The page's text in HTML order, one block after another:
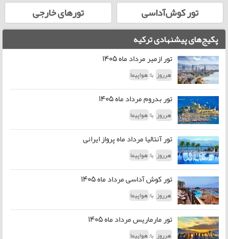
تور کوش‌آداسی
تورهای خارجی
پکیج‌های پیشنهادی ترکیه
تور ازمیر مرداد ماه 1405
هرروز با:هواپیما
تور بدروم مرداد ماه 1405
هرروز با:هواپیما
تور آنتالیا مرداد ماه پرواز ایرانی
هرروز با:هواپیما
تور کوش آداسی مرداد ماه 1405
هرروز با:هواپیما
تور مارماریس مرداد ماه 1405
هرروز با:هواپیما